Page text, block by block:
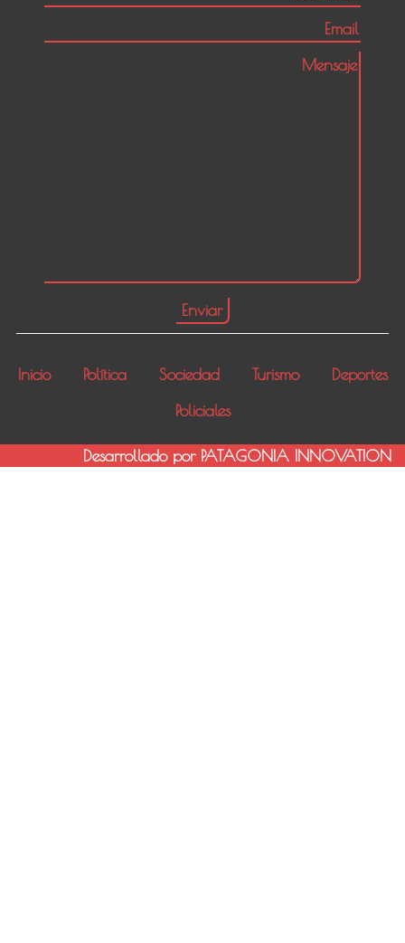
Inicio Política Sociedad Turismo
Deportes
Policiales
Desarrollado por PATAGONIA INNOVATION